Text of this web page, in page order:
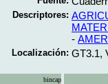
Descriptores:
-
Localización: GT3.1,
bincap